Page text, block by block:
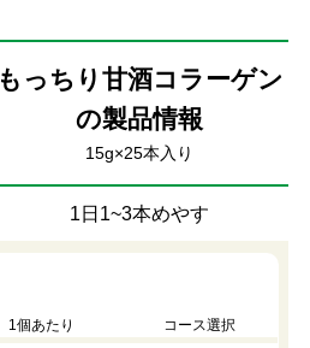
もっちり甘酒コラーゲン
の製品情報
15g×25本入り
1日1~3本めやす
1個あたり コース選択